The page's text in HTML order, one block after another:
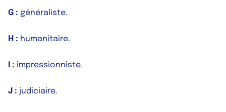
G : généraliste.
H : humanitaire.
I : impressionniste.
J : judiciaire.